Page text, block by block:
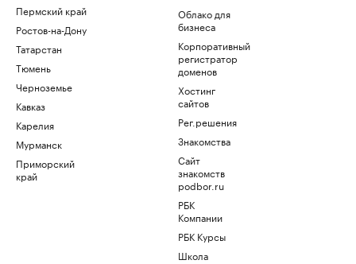
Пермский край
Ростов-на-Дону
Татарстан
Тюмень
Черноземье
Кавказ
Карелия
Мурманск
Приморский
край
Облако для
бизнеса
Корпоративный
регистратор
доменов
Хостинг
сайтов
Рег.решения
Знакомства
Сайт
знакомств
podbor.ru
РБК
Компании
РБК Курсы
Школа